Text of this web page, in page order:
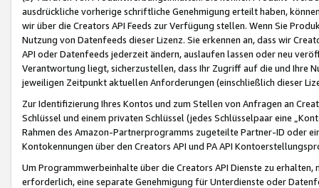
ausdrückliche vorherige schriftliche Genehmigung erteilt haben,
wir über die Creators API Feeds zur Verfügung stellen. Wenn Sie
Nutzung von Datenfeeds dieser Lizenz. Sie erkennen an, dass wir
API oder Datenfeeds jederzeit ändern, auslaufen lassen oder neu
Verantwortung liegt, sicherzustellen, dass Ihr Zugriff auf die und Ihre
jeweiligen Zeitpunkt aktuellen Anforderungen (einschließlich dieser
Zur Identifizierung Ihres Kontos und zum Stellen von Anfragen an
Schlüssel und einem privaten Schlüssel (jedes Schlüsselpaar eine
Rahmen des Amazon-Partnerprogramms zugeteilte Partner-ID oder
Kontokennungen über den Creators API und PA API
Um Programmwerbeinhalte über die Creators API Dienste zu
erforderlich, eine separate Genehmigung für Unterdienste oder